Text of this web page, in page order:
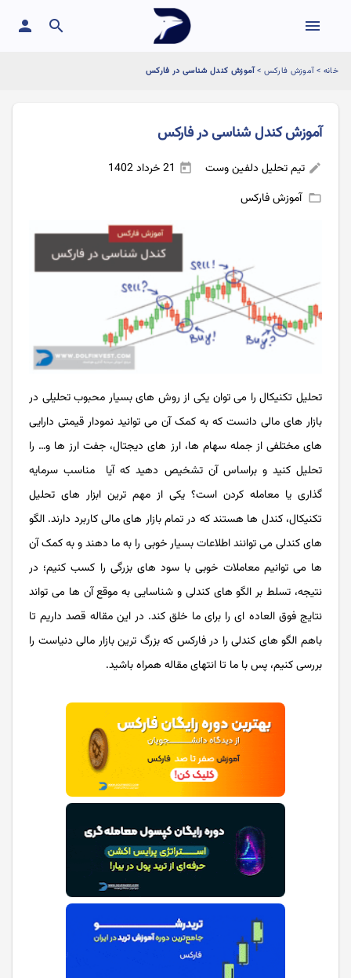
menu
search
person
خانه >آموزش فارکس >آموزش کندل شناسی در فارکس
آموزش کندل شناسی در فارکس
edit تیم تحلیل دلفین وست today
folder_open آموزش فارکس
تحلیل تکنیکال را می توان یکی از روش های بسیار محبوب تحلیلی در
بازار های مالی دانست که به کمک آن می توانید نمودار قیمتی دارایی
های مختلفی از جمله سهام ها، ارز های دیجتال، جفت ارز ها و… را
تحلیل کنید و براساس آن تشخیص دهید که آیا مناسب سرمایه
گذاری یا معامله کردن است؟ یکی از مهم ترین ابزار های تحلیل
تکنیکال، کندل ها هستند که در تمام بازار های مالی کاربرد دارند. الگو
های کندلی می توانند اطلاعات بسیار خوبی را به ما دهند و به کمک آن
ها می توانیم معاملات خوبی با سود های بزرگی را کسب کنیم؛ در
نتیجه، تسلط بر الگو های کندلی و شناسایی به موقع آن ها می تواند
نتایج فوق العاده ای را برای ما خلق کند. در این مقاله قصد داریم تا
باهم الگو های کندلی را در فارکس که بزرگ ترین بازار مالی دنیاست را
بررسی کنیم، پس با ما تا انتهای مقاله همراه باشید.